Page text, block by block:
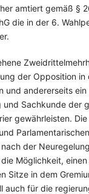
amtiert gemäß §
die in der 6.
der Opposition in
und andererseits
und Sachkunde der
gewährleisten.
der
Möglichkeit,
Sitze in dem
auch für die